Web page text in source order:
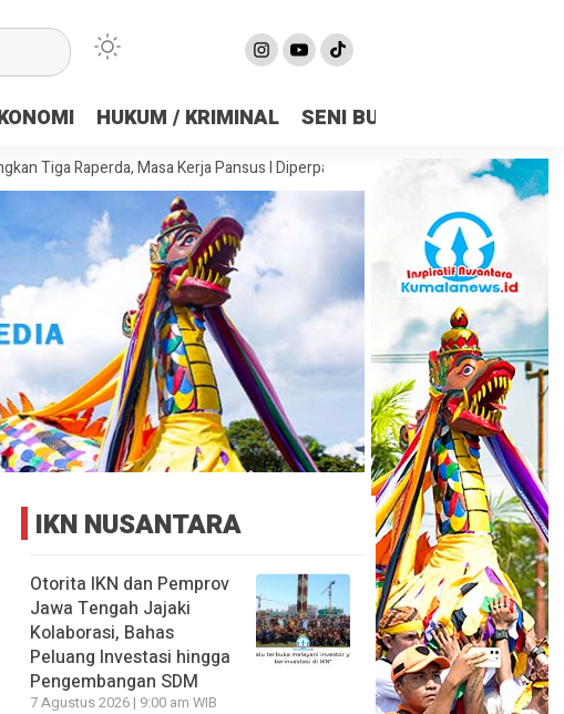
HUKUM / KRIMINAL SENI BUDAYA
Masa Kerja Pansus I Diperpanjang Demi Matangkan Substansi DPRD
IKN NUSANTARA
Otorita IKN dan Pemprov
Jawa Tengah Jajaki
Kolaborasi, Bahas
Peluang Investasi hingga
Pengembangan SDM
7 Agustus 2026 | 9:00 am WIB